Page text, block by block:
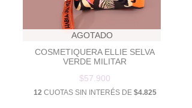
AGOTADO
COSMETIQUERA ELLIE SELVA
VERDE MILITAR
$57.900
12CUOTAS SIN INTERÉS DE $4.825